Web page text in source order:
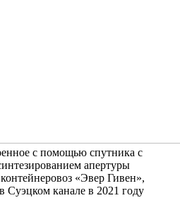
с помощью спутника с
апертуры
«Эвер Гивен»,
Суэцком канале в 2021 году